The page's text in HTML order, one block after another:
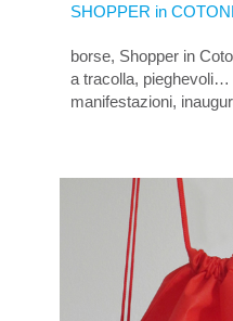
SHOPPER in
borse, Shopper in
a tracolla, pieghevoli…
manifestazioni,